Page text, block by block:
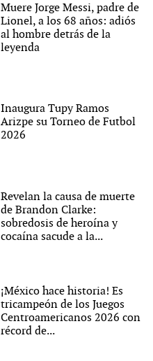
Muere Jorge Messi, padre de
Lionel, a los 68 años: adiós
al hombre detrás de la
leyenda
Inaugura Tupy Ramos
Arizpe su Torneo de Futbol
2026
Revelan la causa de muerte
de Brandon Clarke:
sobredosis de heroína y
cocaína sacude a la...
¡México hace historia! Es
tricampeón de los Juegos
Centroamericanos 2026 con
récord de...